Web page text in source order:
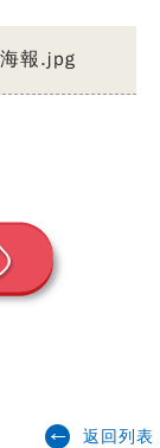
報.jpg
返回列表